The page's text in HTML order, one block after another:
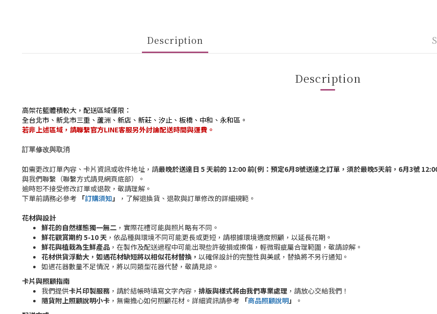
Description
Description
高架花籃體積較大，配送區域僅限：
全台北市、新北市三重、蘆洲、新店、新莊、汐止、板橋、中和、永和區。
若非上述區域，請聯繫官方LINE客服另外討論配送時間與運費。
訂單修改與取消
如需更改訂單內容、卡片資訊或收件地址，請最晚於送達日 5 天前的 12:00 前(例：預定6月8號送達之訂單，須於最晚5天前，6月3號
與我們聯繫（聯繫方式請見網頁底部）。
逾時恕不接受修改訂單或退款，敬請理解。
下單前請務必參考 「訂購須知」
，了解退換貨、退款與訂單修改的詳細規範。
花材與設計
鮮花的自然樣態獨一無二 ，實際花禮可能與照片略有不同。
鮮花觀賞期約 5-10 天 ，依品種與環境不同可能更長或更短，請根據環境適度照顧，以延長花期。
鮮花與植栽為生鮮產品 ，在製作及配送過程中可能出現些許破損或擦傷，輕微瑕疵屬合理範圍，敬請諒解。
花材供貨浮動大，如遇花材缺短將以相似花材替換， 以確保設計的完整性與美感，替換將不另行通知。
如遇花器數量不足情況，將以同類型花器代替，敬請見諒。
卡片與照顧指南
我們提供卡片印製服務 ，請於結帳時填寫文字內容， 排版與樣式將由我們專業處理 ，請放心交給我們！
隨貨附上照顧說明小卡 ，無需擔心如何照顧花材。詳細資訊請參考 「商品照顧說明」
。